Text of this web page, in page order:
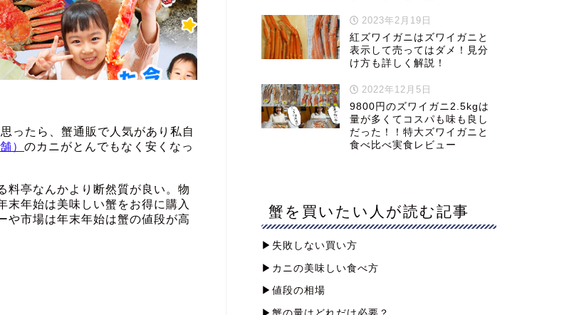
ったら、蟹通販で人気があり私自
） のカニがとんでもなく安くなっ
料亭なんかより断然質が良い。物
末年始は美味しい蟹をお得に購入
や市場は年末年始は蟹の値段が高
2023年2月19日
紅ズワイガニはズワイガニと
表示して売ってはダメ！見分
け方も詳しく解説！
2022年12月5日
9800円のズワイガニ2.5kgは
量が多くてコスパも味も良し
だった！！特大ズワイガニと
食べ比べ実食レビュー
蟹を買いたい人が読む記事
▶︎失敗しない買い方
▶︎カニの美味しい食べ方
▶︎値段の相場